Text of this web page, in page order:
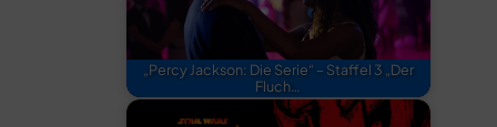
„Percy Jackson: Die Serie“ – Staffel 3 „Der
Fluch…